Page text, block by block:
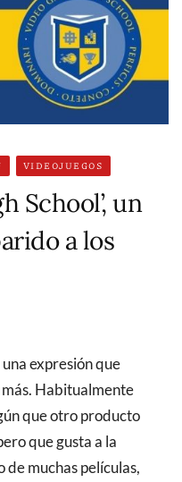
VIDEOJUEGOS
School’, un
a los
Habitualmente
que otro producto
que gusta a la
de muchas películas,